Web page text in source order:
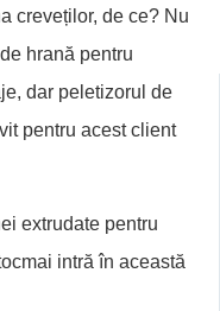
creveților, de ce? Nu
hrană pentru
dar peletizorul de
pentru acest client
extrudate pentru
intră în această